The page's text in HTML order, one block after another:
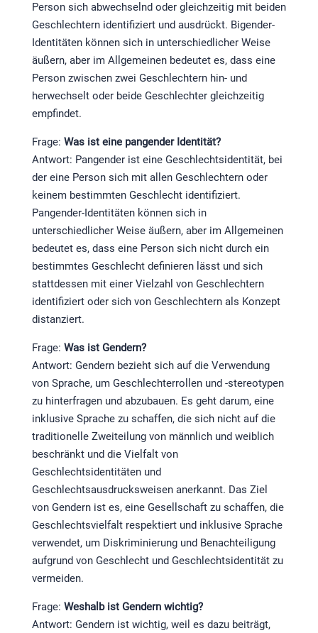
Person sich abwechselnd oder gleichzeitig mit beiden
Geschlechtern identifiziert und ausdrückt. Bigender-
Identitäten können sich in unterschiedlicher Weise
äußern, aber im Allgemeinen bedeutet es, dass eine
Person zwischen zwei Geschlechtern hin- und
herwechselt oder beide Geschlechter gleichzeitig
empfindet.
Frage: Was ist eine pangender Identität?
Antwort: Pangender ist eine Geschlechtsidentität, bei
der eine Person sich mit allen Geschlechtern oder
keinem bestimmten Geschlecht identifiziert.
Pangender-Identitäten können sich in
unterschiedlicher Weise äußern, aber im Allgemeinen
bedeutet es, dass eine Person sich nicht durch ein
bestimmtes Geschlecht definieren lässt und sich
stattdessen mit einer Vielzahl von Geschlechtern
identifiziert oder sich von Geschlechtern als Konzept
distanziert.
Frage: Was ist Gendern?
Antwort: Gendern bezieht sich auf die Verwendung
von Sprache, um Geschlechterrollen und -stereotypen
zu hinterfragen und abzubauen. Es geht darum, eine
inklusive Sprache zu schaffen, die sich nicht auf die
traditionelle Zweiteilung von männlich und weiblich
beschränkt und die Vielfalt von
Geschlechtsidentitäten und
Geschlechtsausdrucksweisen anerkannt. Das Ziel
von Gendern ist es, eine Gesellschaft zu schaffen, die
Geschlechtsvielfalt respektiert und inklusive Sprache
verwendet, um Diskriminierung und Benachteiligung
aufgrund von Geschlecht und Geschlechtsidentität zu
vermeiden.
Frage: Weshalb ist Gendern wichtig?
Antwort: Gendern ist wichtig, weil es dazu beiträgt,